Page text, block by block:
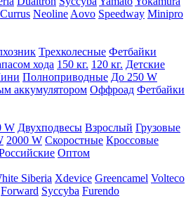
Currus Neoline Aovo Speedway Minipro
Трехколесные Фетбайки
хода 150 кг. 120 кг. Детские
Полноприводные До 250 W
аккумулятором Оффроад Фетбайки
W Двухподвесы Взрослый Грузовые
2000 W Скоростные Кроссовые
Оптом
Siberia Xdevice Greencamel Volteco
Forward Syccyba Furendo